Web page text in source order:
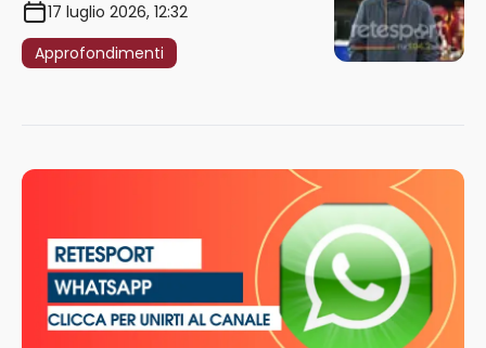
17 luglio 2026, 12:32
Approfondimenti